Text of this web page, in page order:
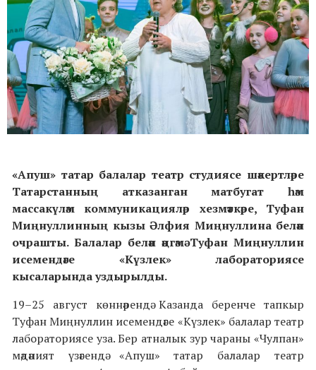
«Апуш» татар балалар театр студиясе шәкертләре
Татарстанның атказанган матбугат һәм
массакүләм коммуникацияләр хезмәткәре, Туфан
Миңнуллинның кызы Әлфия Миңнуллина белән
очрашты. Балалар белән әңгәмә Туфан Миңнуллин
исемендәге «Күзлек» лабораториясе
кысаларында уздырылды.
19–25 август көннәрендә Казанда беренче тапкыр
Туфан Миңнуллин исемендәге «Күзлек» балалар театр
лабораториясе уза. Бер атналык зур чараны «Чулпан»
мәдәният үзәгендә «Апуш» татар балалар театр